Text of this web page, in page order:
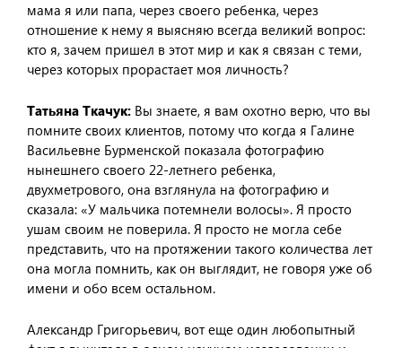
мама я или папа, через своего ребенка, через
отношение к нему я выясняю всегда великий вопрос:
кто я, зачем пришел в этот мир и как я связан с теми,
через которых прорастает моя личность?
Татьяна Ткачук: Вы знаете, я вам охотно верю, что вы
помните своих клиентов, потому что когда я Галине
Васильевне Бурменской показала фотографию
нынешнего своего 22-летнего ребенка,
двухметрового, она взглянула на фотографию и
сказала: «У мальчика потемнели волосы». Я просто
ушам своим не поверила. Я просто не могла себе
представить, что на протяжении такого количества лет
она могла помнить, как он выглядит, не говоря уже об
имени и обо всем остальном.
Александр Григорьевич, вот еще один любопытный